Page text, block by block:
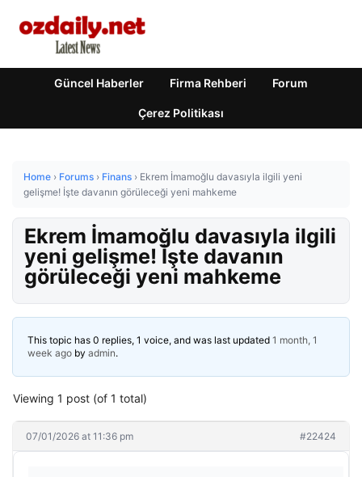
Güncel Haberler Firma Rehberi Forum
Çerez Politikası
Home › Forums › Finans › Ekrem İmamoğlu davasıyla ilgili yeni
gelişme! İşte davanın görüleceği yeni mahkeme
Ekrem İmamoğlu davasıyla ilgili
yeni gelişme! İşte davanın
görüleceği yeni mahkeme
This topic has 0 replies, 1 voice, and was last updated 1 month, 1
week ago by admin.
Viewing 1 post (of 1 total)
07/01/2026 at 11:36 pm #22424